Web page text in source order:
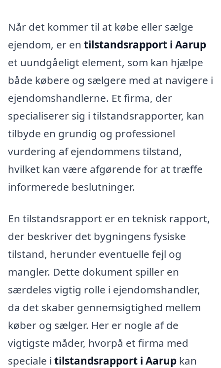
Når det kommer til at købe eller sælge
ejendom, er en tilstandsrapport i Aarup
et uundgåeligt element, som kan hjælpe
både købere og sælgere med at navigere i
ejendomshandlerne. Et firma, der
specialiserer sig i tilstandsrapporter, kan
tilbyde en grundig og professionel
vurdering af ejendommens tilstand,
hvilket kan være afgørende for at træffe
informerede beslutninger.
En tilstandsrapport er en teknisk rapport,
der beskriver det bygningens fysiske
tilstand, herunder eventuelle fejl og
mangler. Dette dokument spiller en
særdeles vigtig rolle i ejendomshandler,
da det skaber gennemsigtighed mellem
køber og sælger. Her er nogle af de
vigtigste måder, hvorpå et firma med
speciale i tilstandsrapport i Aarup kan